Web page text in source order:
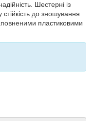
Шестерні із
до зношування
пластиковими